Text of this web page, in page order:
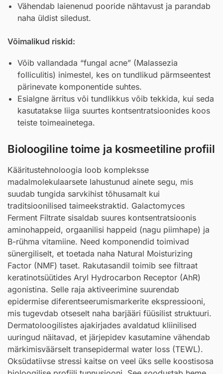
Vähendab laienenud pooride nähtavust ja parandab
naha üldist siledust.
Võimalikud riskid:
Võib vallandada “fungal acne” (Malassezia
folliculitis) inimestel, kes on tundlikud pärmseentest
pärinevate komponentide suhtes.
Esialgne ärritus või tundlikkus võib tekkida, kui seda
kasutatakse liiga suurtes kontsentratsioonides koos
teiste toimeainetega.
Bioloogiline toime ja kosmeetiline profiil
Kääritustehnoloogia loob kompleksse
madalmolekulaarsete lahustunud ainete segu, mis
suudab tungida sarvkihist tõhusamalt kui
traditsioonilised taimeekstraktid. Galactomyces
Ferment Filtrate sisaldab suures kontsentratsioonis
aminohappeid, orgaanilisi happeid (nagu piimhape) ja
B-rühma vitamiine. Need komponendid toimivad
sünergiliselt, et toetada naha Natural Moisturizing
Factor (NMF) taset. Rakutasandil toimib see filtraat
keratinotsüütides Aryl Hydrocarbon Receptor (AhR)
agonistina. Selle raja aktiveerimine suurendab
epidermise diferentseerumismarkerite ekspressiooni,
mis tugevdab otseselt naha barjääri füüsilist struktuuri.
Dermatoloogilistes ajakirjades avaldatud kliinilised
uuringud näitavad, et järjepidev kasutamine vähendab
märkimisväärselt transepidermal water loss (TEWL).
Oksüdatiivse stressi kaitse on veel üks selle koostisosa